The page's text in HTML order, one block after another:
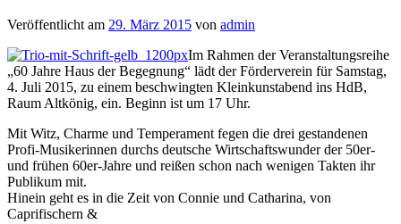
Veröffentlicht am 29. März 2015 von admin
Im Rahmen der Veranstaltungsreihe
„60 Jahre Haus der Begegnung“ lädt der Förderverein für Samstag,
4. Juli 2015, zu einem beschwingten Kleinkunstabend ins HdB,
Raum Altkönig, ein. Beginn ist um 17 Uhr.
Mit Witz, Charme und Temperament fegen die drei gestandenen
Profi-Musikerinnen durchs deutsche Wirtschaftswunder der 50er-
und frühen 60er-Jahre und reißen schon nach wenigen Takten ihr
Publikum mit.
Hinein geht es in die Zeit von Connie und Catharina, von
Caprifischern &